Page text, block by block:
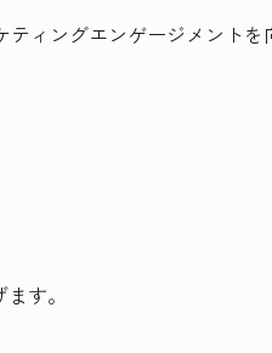
ィングエンゲージメント
す。